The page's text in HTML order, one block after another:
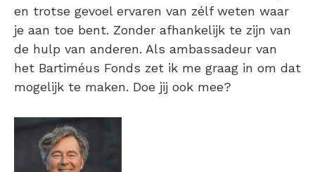
en trotse gevoel ervaren van zélf weten waar
je aan toe bent. Zonder afhankelijk te zijn van
de hulp van anderen. Als ambassadeur van
het Bartiméus Fonds zet ik me graag in om dat
mogelijk te maken. Doe jij ook mee?